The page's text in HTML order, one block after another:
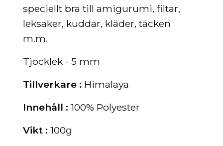
speciellt bra till amigurumi, filtar,
leksaker, kuddar, kläder, täcken
m.m.
Tjocklek - 5 mm
Tillverkare : Himalaya
Innehåll : 100% Polyester
Vikt : 100g